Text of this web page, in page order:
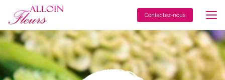
contenu
principal
Contactez-nous